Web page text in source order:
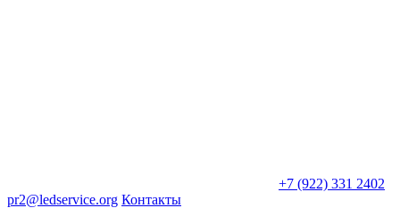
+7 (922) 331 2402
pr2@ledservice.org Контакты